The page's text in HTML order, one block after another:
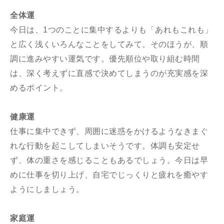
全体運
今日は、1つのことに集中するよりも「あれもこれも」
と広く浅くいろんなことをしてみて。そのほうが、順
調に進みやすい運気です。優先順位や取り組む時間
は、深く考えずに直感で決めてしまうのが充実感を深
めるポイント。
健康運
仕事に集中できず、周囲に迷惑をかけるようなきまぐ
れな行動を起こしてしまいそうです。体調も安定せ
ず、体の重さを感じることもあるでしょう。今日は早
めに仕事を切り上げ、自宅でじっくりと疲れを癒やす
ようにしましょう。
家庭運